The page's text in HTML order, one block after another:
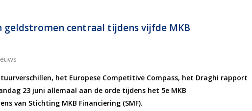
geldstromen centraal tijdens vijfde MKB
het Europese Competitive Compass, het Draghi rapport
23 juni allemaal aan de orde tijdens het 5e MKB
van Stichting MKB Financiering (SMF).